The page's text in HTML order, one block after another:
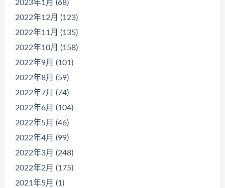
2023年1月 (68)
2022年12月 (123)
2022年11月 (135)
2022年10月 (158)
2022年9月 (101)
2022年8月 (59)
2022年7月 (74)
2022年6月 (104)
2022年5月 (46)
2022年4月 (99)
2022年3月 (248)
2022年2月 (175)
2021年5月 (1)